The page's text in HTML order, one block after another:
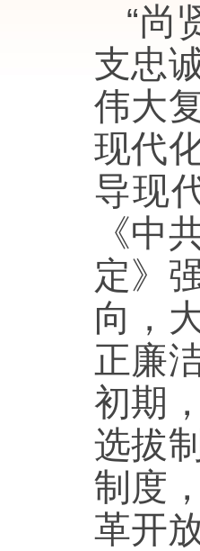
“尚
支忠
伟大
现代
导现
《中
定》
向，
正廉
初期
选拔
制度
革开